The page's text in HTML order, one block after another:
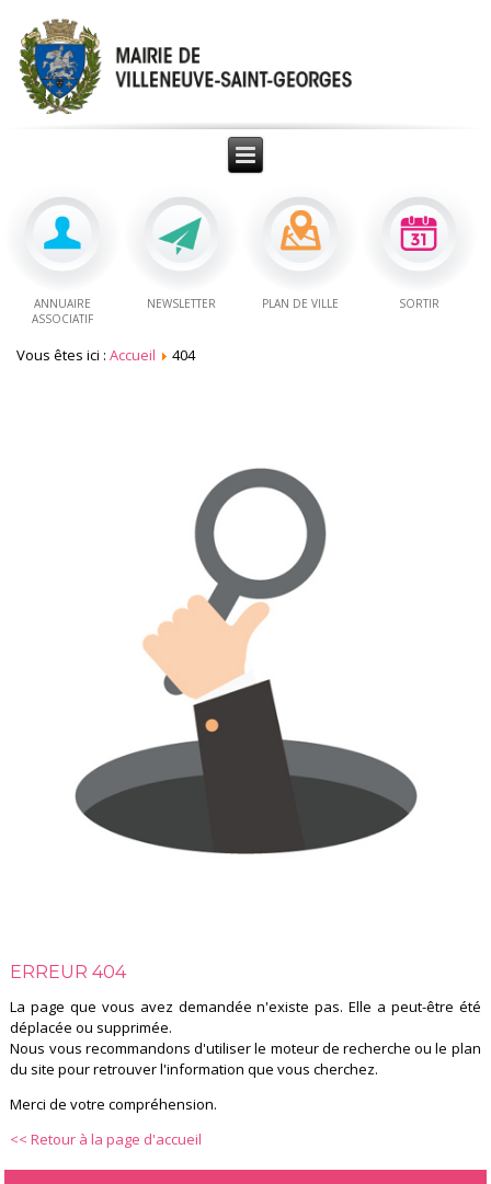
ANNUAIRE
ASSOCIATIF
NEWSLETTER PLAN DE VILLE SORTIR
Vous êtes ici :Accueil 404
ERREUR 404
La page que vous avez demandée n'existe pas. Elle a peut-être été
déplacée ou supprimée.
Nous vous recommandons d'utiliser le moteur de recherche ou le plan
du site pour retrouver l'information que vous cherchez.
Merci de votre compréhension.
<< Retour à la page d'accueil